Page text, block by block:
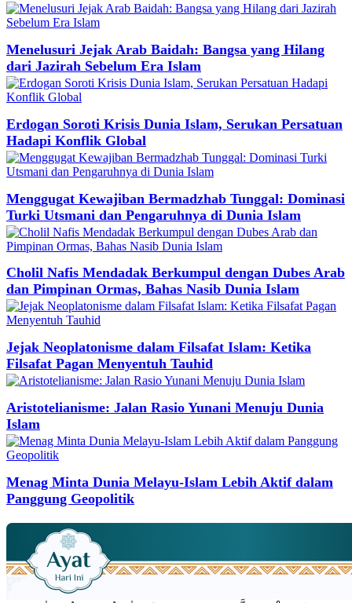
Menelusuri Jejak Arab Baidah: Bangsa yang Hilang
dari Jazirah Sebelum Era Islam
Erdogan Soroti Krisis Dunia Islam, Serukan Persatuan
Hadapi Konflik Global
Menggugat Kewajiban Bermadzhab Tunggal: Dominasi
Turki Utsmani dan Pengaruhnya di Dunia Islam
Cholil Nafis Mendadak Berkumpul dengan Dubes Arab
dan Pimpinan Ormas, Bahas Nasib Dunia Islam
Jejak Neoplatonisme dalam Filsafat Islam: Ketika
Filsafat Pagan Menyentuh Tauhid
Aristotelianisme: Jalan Rasio Yunani Menuju Dunia
Islam
Menag Minta Dunia Melayu-Islam Lebih Aktif dalam
Panggung Geopolitik